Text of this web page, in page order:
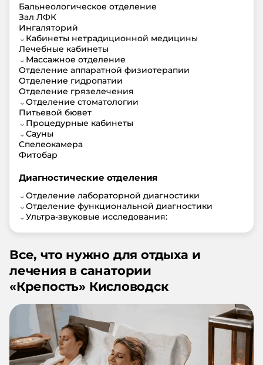
Бальнеологическое отделение
Зал ЛФК
Ингаляторий
⌄ Кабинеты нетрадиционной медицины
Лечебные кабинеты
⌄ Массажное отделение
Отделение аппаратной физиотерапии
Отделение гидропатии
Отделение грязелечения
⌄Отделение стоматологии
Питьевой бювет
⌄ Процедурные кабинеты
⌄Сауны
Спелеокамера
Фитобар
Диагностические отделения
⌄Отделение лабораторной диагностики
⌄Отделение функциональной диагностики
⌄Ультра-звуковые исследования:
Все, что нужно для отдыха и
лечения в санатории
«Крепость» Кисловодск